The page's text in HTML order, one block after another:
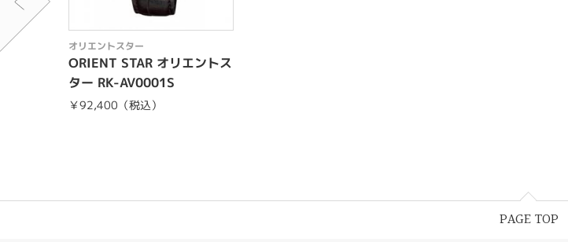
オリエントスター
ORIENT STAR オリエントス
ター RK-AV0001S
￥92,400（税込）
PAGE TOP